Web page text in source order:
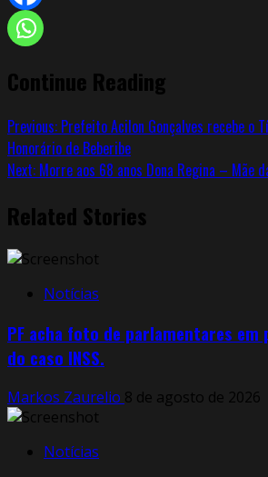
Continue Reading
Previous: Prefeito Acilon Gonçalves recebe o
Honorário de Beberibe
Next: Morre aos 68 anos Dona Regina – Mãe
Related Stories
Notícias
PF acha foto de parlamentares em
do caso INSS.
Markos Zaurelio 8 de agosto de 2026
Notícias